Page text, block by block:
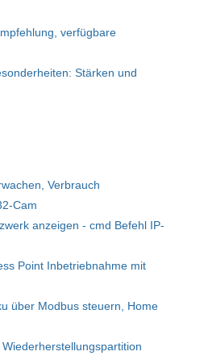
verfügbare
Stärken und
Verbrauch
Cam
anzeigen - cmd Befehl IP-
Point Inbetriebnahme mit
über Modbus steuern, Home